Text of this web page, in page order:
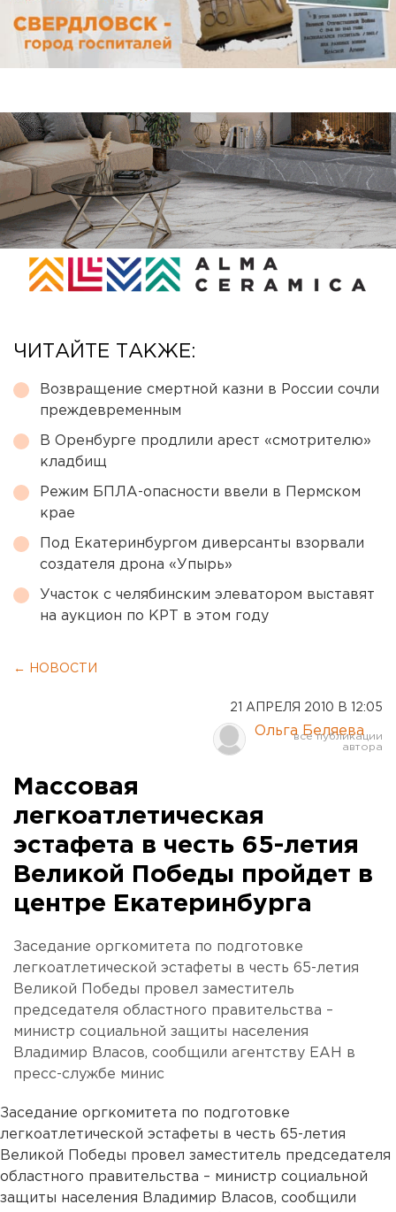
ЧИТАЙТЕ ТАКЖЕ:
Возвращение смертной казни в России сочли
преждевременным
В Оренбурге продлили арест «смотрителю»
кладбищ
Режим БПЛА-опасности ввели в Пермском
крае
Под Екатеринбургом диверсанты взорвали
создателя дрона «Упырь»
Участок с челябинским элеватором выставят
на аукцион по КРТ в этом году
← НОВОСТИ
21 АПРЕЛЯ 2010 В 12:05
Ольга Беляева
Массовая
легкоатлетическая
эстафета в честь 65-летия
Великой Победы пройдет в
центре Екатеринбурга
Заседание оргкомитета по подготовке
легкоатлетической эстафеты в честь 65-летия
Великой Победы провел заместитель
председателя областного правительства –
министр социальной защиты населения
Владимир Власов, сообщили агентству ЕАН в
пресс-службе минис
Заседание оргкомитета по подготовке
легкоатлетической эстафеты в честь 65-летия
Великой Победы провел заместитель председателя
областного правительства – министр социальной
защиты населения Владимир Власов, сообщили